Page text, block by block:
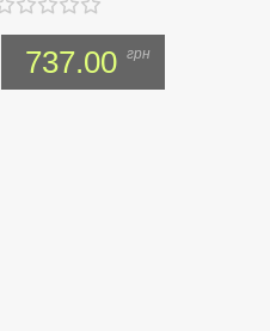
737.00 грн